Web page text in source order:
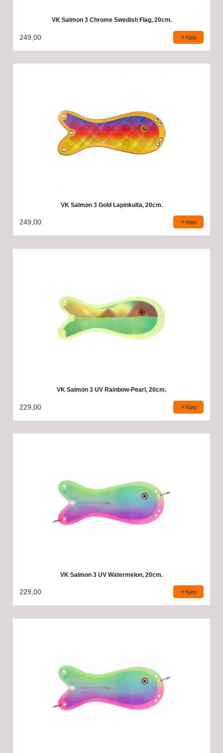
VK Salmon 3 Chrome Swedish Flag, 20cm.
249,00 Kjøp
VK Salmon 3 Gold Lapinkulta, 20cm.
249,00 Kjøp
VK Salmon 3 UV Rainbow-Pearl, 20cm.
229,00 Kjøp
VK Salmon 3 UV Watermelon, 20cm.
229,00 Kjøp